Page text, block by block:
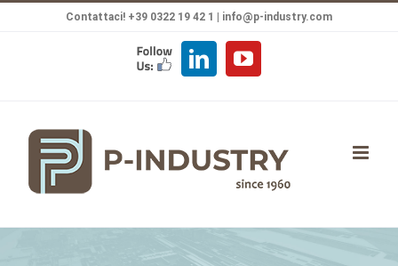
Contattaci! +39 0322 19 42 1 | info@p-industry.com
FOLLOW
US
LinkedInYouTube